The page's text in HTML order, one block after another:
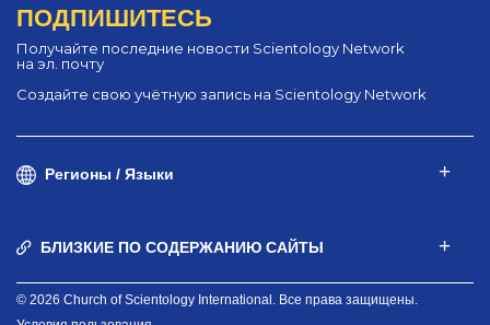
ПОДПИШИТЕСЬ
Получайте последние новости Scientology Network
на эл. почту
Создайте свою учётную запись на Scientology Network
Регионы / Языки
БЛИЗКИЕ ПО СОДЕРЖАНИЮ САЙТЫ
© 2026 Church of Scientology International. Все права защищены.